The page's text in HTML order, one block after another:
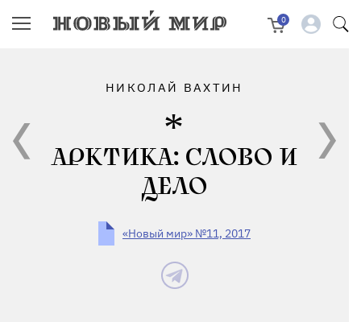
0
НИКОЛАЙ ВАХТИН
АРКТИКА: СЛОВО И
ДЕЛО
«Новый мир» №11, 2017